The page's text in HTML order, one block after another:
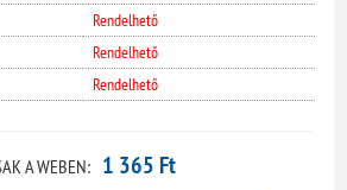
Rendelhető
Rendelhető
Rendelhető
A WEBEN: 1 365 Ft